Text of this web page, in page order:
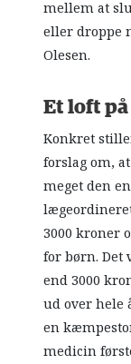
mellem at
eller droppe
Olesen.
Et loft
Konkret
forslag om,
meget den
3000 kroner
for børn. Det
end 3000
ud over hele
en
medicin